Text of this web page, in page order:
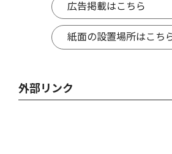
広告掲載はこちら
紙面の設置場所はこち
外部リンク